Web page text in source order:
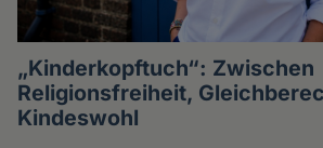
„Kinderkopftuch“: Zwischen
Religionsfreiheit,
Kindeswohl